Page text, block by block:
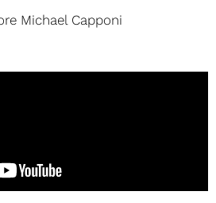
Michael Capponi